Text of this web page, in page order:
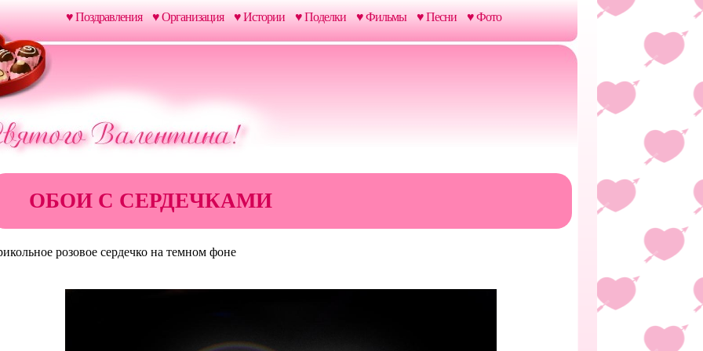
♥ Поздравления ♥ Организация ♥ Истории ♥ Поделки ♥ Фильмы ♥ Песни ♥ Фото
ОБОИ С СЕРДЕЧКАМИ
розовое сердечко на темном фоне